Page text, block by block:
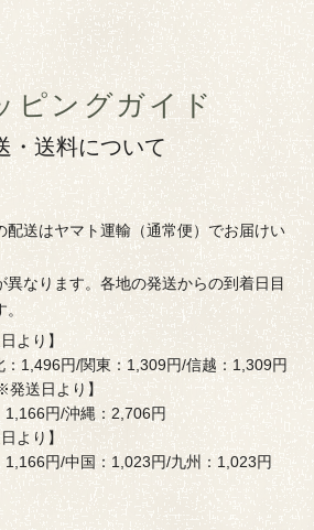
ピングガイド
・送料について
配送はヤマト運輸（通常便）でお届けい
なります。各地の発送からの到着日目
より】
：1,496円/関東：1,309円/信越：1,309円
発送日より】
1,166円/沖縄：2,706円
より】
1,166円/中国：1,023円/九州：1,023円